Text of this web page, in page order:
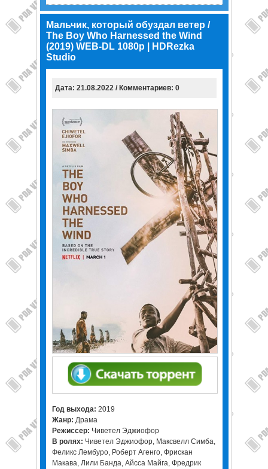
Мальчик, который обуздал ветер /
The Boy Who Harnessed the Wind
(2019) WEB-DL 1080p | HDRezka
Studio
Дата: 21.08.2022 / Комментариев: 0
Год выхода: 2019
Жанр: Драма
Режиссер: Чиветел Эджиофор
В ролях: Чиветел Эджиофор, Максвелл Симба,
Феликс Лембуро, Роберт Агенго, Фрискан
Макава, Лили Банда, Айсса Майга, Фредрик